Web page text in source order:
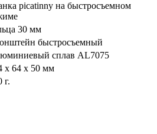
picatinny на быстросъемном
30 мм
быстросъемный
сплав AL7075
x 64 x 50 мм
г.